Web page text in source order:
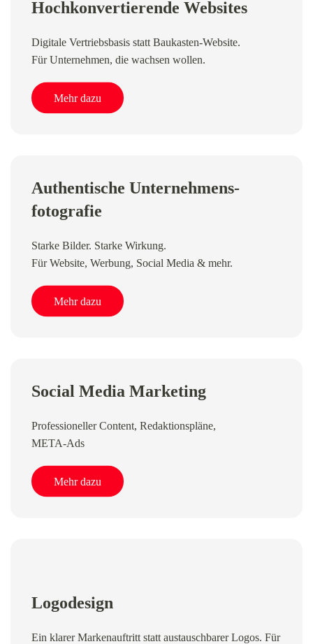
Hochkonvertierende Websites
Digitale Vertriebsbasis statt Baukasten-Website.
Für Unternehmen, die wachsen wollen.
Mehr dazu
Authentische Unternehmens­
fotografie
Starke Bilder. Starke Wirkung.
Für Website, Werbung, Social Media & mehr.
Mehr dazu
Social Media Marketing
Professioneller Content, Redaktionspläne,
META-Ads
Mehr dazu
Logodesign
Ein klarer Markenauftritt statt austauschbarer Logos. Für